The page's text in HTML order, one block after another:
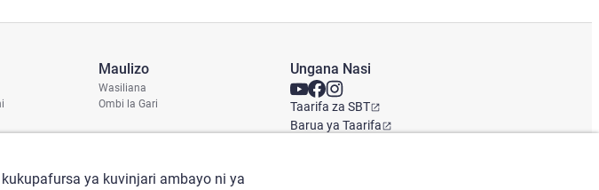
Maulizo
Wasiliana
Ombi la Gari
Ungana Nasi
Taarifa za SBT
Barua ya Taarifa
ya kuvinjari ambayo ni ya